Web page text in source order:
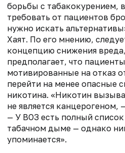
борьбы с табакокурением,
требовать от пациентов
нужно искать
Хаят. По его мнению,
концепцию снижения
предполагает, что
мотивированные на отказ
перейти на менее опасные
никотина. «Никотин
не является канцерогеном,
— У ВОЗ есть полный
табачном дыме — однако
упоминается».